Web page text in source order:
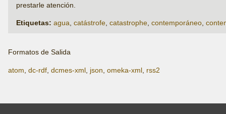
prestarle atención.
Etiquetas: agua catástrofe catastrophe contemporáneo
Formatos de Salida
atom, dc-rdf, dcmes-xml, json, omeka-xml, rss2